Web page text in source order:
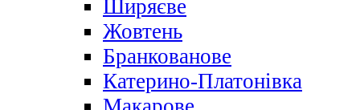
Ширяєве
Жовтень
Бранкованове
Катерино-Платонівка